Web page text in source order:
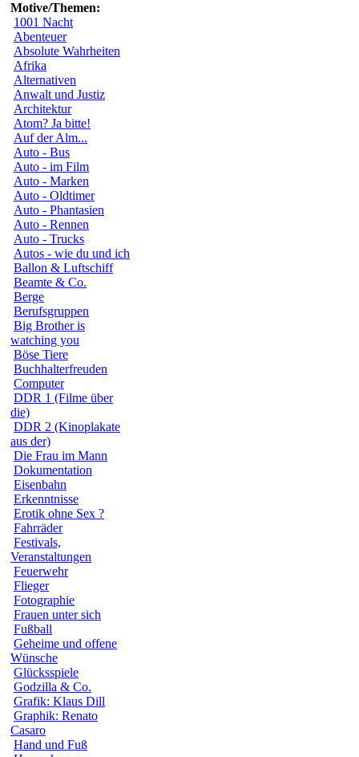
Motive/Themen:
1001 Nacht
Abenteuer
Absolute Wahrheiten
Afrika
Alternativen
Anwalt und Justiz
Architektur
Atom? Ja bitte!
Auf der Alm...
Auto - Bus
Auto - im Film
Auto - Marken
Auto - Oldtimer
Auto - Phantasien
Auto - Rennen
Auto - Trucks
Autos - wie du und ich
Ballon & Luftschiff
Beamte & Co.
Berge
Berufsgruppen
Big Brother is
watching you
Böse Tiere
Buchhalterfreuden
Computer
DDR 1 (Filme über
die)
DDR 2 (Kinoplakate
aus der)
Die Frau im Mann
Dokumentation
Eisenbahn
Erkenntnisse
Erotik ohne Sex ?
Fahrräder
Festivals,
Veranstaltungen
Feuerwehr
Flieger
Fotographie
Frauen unter sich
Fußball
Geheime und offene
Wünsche
Glücksspiele
Godzilla & Co.
Grafik: Klaus Dill
Graphik: Renato
Casaro
Hand und Fuß